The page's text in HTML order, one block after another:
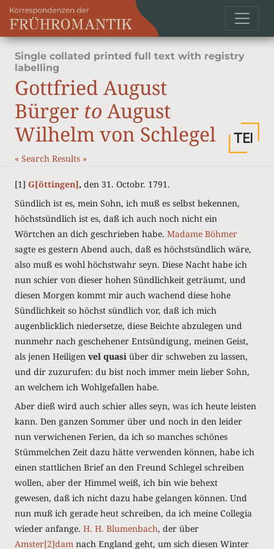
Single collated printed full text with registry
labelling
Gottfried August
Bürger to August
Wilhelm von Schlegel
« Search Results »
[1] G[öttingen], den 31. Octobr. 1791.
Sündlich ist es, mein Sohn, ich muß es selbst bekennen,
höchstsündlich ist es, daß ich auch noch nicht ein
Wörtchen an dich geschrieben habe. Madame Böhmer
sagte es gestern Abend auch, daß es höchstsündlich wäre,
also muß es wohl höchstwahr seyn. Diese Nacht habe ich
nun schier von dieser hohen Sündlichkeit geträumt, und
diesen Morgen kommt mir auch wachend diese hohe
Sündlichkeit so höchst sündlich vor, daß ich mich
augenblicklich niedersetze, diese Beichte abzulegen und
nunmehr nach geschehener Entsündigung, meinen Geist,
als jenen Heiligen vel quasi über dir schweben zu lassen,
und dir zuzurufen: du bist noch immer mein lieber Sohn,
an welchem ich Wohlgefallen habe.
Aber dieß wird auch schier alles seyn, was ich heute leisten
kann. Den ganzen Sommer über und noch in den leider
nun verwichenen Ferien, da ich so manches schönes
Stümmelchen Zeit dazu hätte verwenden können, habe ich
einen stattlichen Brief an den Freund Schlegel schreiben
wollen, aber der Himmel weiß, ich bin wie behext
gewesen, daß ich nicht dazu habe gelangen können. Und
nun muß ich gerade heut schreiben, da ich meine Collegia
wieder anfange. H. H. Blumenbach, der über
Amster[2]dam nach England geht, um sich diesen Winter